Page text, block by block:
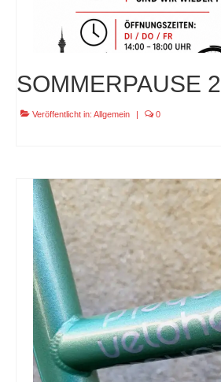
SOMMERPAUSE
Veröffentlicht in: Allgemein | 0